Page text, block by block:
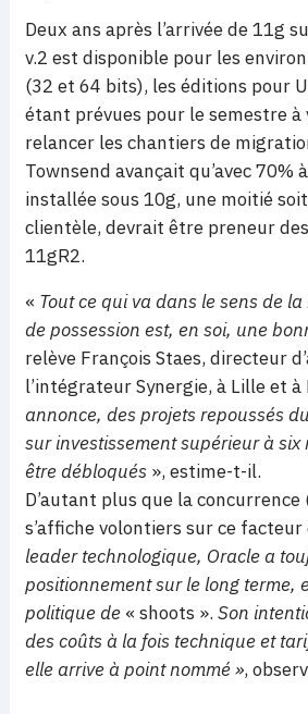
Deux ans après l’arrivée de 11g
v.2 est disponible pour les
(32 et 64 bits), les éditions pour
étant prévues pour le semestre à
relancer les chantiers de
Townsend avançait qu’avec 70%
installée sous 10g, une moitié
clientèle, devrait être preneur
11gR2.
« Tout ce qui va dans le sens de
de possession est, en soi, une
relève François Staes, directeur
l’intégrateur Synergie, à Lille et
annonce, des projets repoussés
sur investissement supérieur à
être débloqués », estime-t-il.
D’autant plus que la
s’affiche volontiers sur ce facteur
leader technologique, Oracle a
positionnement sur le long terme,
politique de « shoots ». Son
des coûts à la fois technique et
elle arrive à point nommé »,